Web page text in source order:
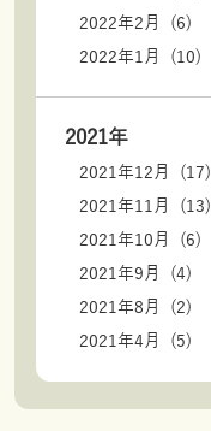
2022年2月 (6)
2022年1月 (10)
2021年
2021年12月 (17)
2021年11月 (13)
2021年10月 (6)
2021年9月 (4)
2021年8月 (2)
2021年4月 (5)